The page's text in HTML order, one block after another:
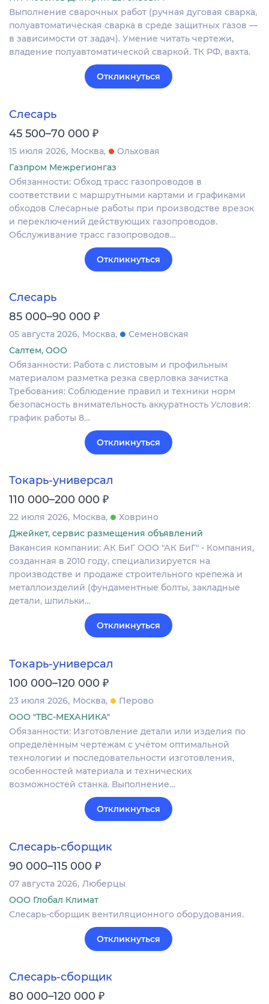
Выполнение сварочных работ (ручная дуговая сварка,
полуавтоматическая сварка в среде защитных газов —
в зависимости от задач). Умение читать чертежи,
владение полуавтоматической сваркой. ТК РФ, вахта.
Откликнуться
Слесарь
45 500–70 000 ₽
15 июля 2026 Москва
Ольховая
Газпром Межрегионгаз
Обязанности: Обход трасс газопроводов в
соответствии с маршрутными картами и графиками
обходов Слесарные работы при производстве врезок
и переключений действующих газопроводов.
Обслуживание трасс газопроводов…
Откликнуться
Слесарь
85 000–90 000 ₽
05 августа 2026 Москва
Семеновская
Салтем, ООО
Обязанности: Работа с листовым и профильным
материалом разметка резка сверловка зачистка
Требования: Соблюдение правил и техники норм
безопасность внимательность аккуратность Условия:
график работы 8…
Откликнуться
Токарь-универсал
110 000–200 000 ₽
22 июля 2026 Москва
Ховрино
Джейкет, сервис размещения объявлений
Вакансия компании: АК БиГ ООО "АК БиГ" - Компания,
созданная в 2010 году, специализируется на
производстве и продаже строительного крепежа и
металлоизделий (фундаментные болты, закладные
детали, шпильки…
Откликнуться
Токарь-универсал
100 000–120 000 ₽
23 июля 2026 Москва
Перово
ООО "ТВС-МЕХАНИКА"
Обязанности: Изготовление детали или изделия по
определённым чертежам с учётом оптимальной
технологии и последовательности изготовления,
особенностей материала и технических
возможностей станка. Выполнение…
Откликнуться
Слесарь-сборщик
90 000–115 000 ₽
07 августа 2026 Люберцы
ООО Глобал Климат
Слесарь-сборщик вентиляционного оборудования.
Откликнуться
Слесарь-сборщик
80 000–120 000 ₽